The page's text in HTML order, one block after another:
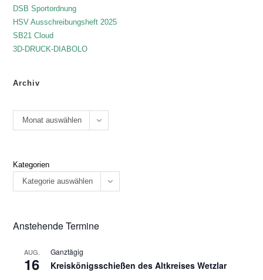
DSB Sportordnung
HSV Ausschreibungsheft 2025
SB21 Cloud
3D-DRUCK-DIABOLO
Archiv
Monat auswählen
Kategorien
Kategorie auswählen
Anstehende Termine
AUG.
16
Ganztägig
Kreiskönigsschießen des Altkreises Wetzlar